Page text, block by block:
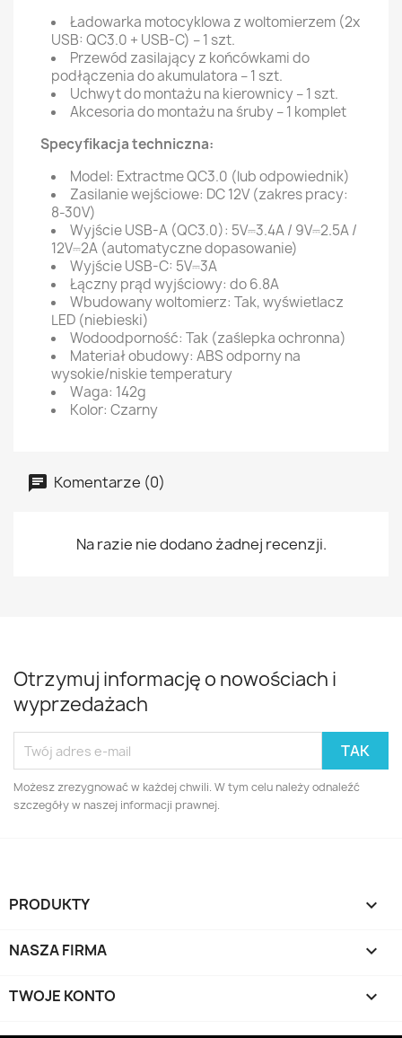
Ładowarka motocyklowa z woltomierzem (2x
USB: QC3.0 + USB-C) – 1 szt.
Przewód zasilający z końcówkami do
podłączenia do akumulatora – 1 szt.
Uchwyt do montażu na kierownicy – 1 szt.
Akcesoria do montażu na śruby – 1 komplet
Specyfikacja techniczna:
Model: Extractme QC3.0 (lub odpowiednik)
Zasilanie wejściowe: DC 12V (zakres pracy:
8-30V)
Wyjście USB-A (QC3.0): 5V⎓3.4A / 9V⎓2.5A /
12V⎓2A (automatyczne dopasowanie)
Wyjście USB-C: 5V⎓3A
Łączny prąd wyjściowy: do 6.8A
Wbudowany woltomierz: Tak, wyświetlacz
LED (niebieski)
Wodoodporność: Tak (zaślepka ochronna)
Materiał obudowy: ABS odporny na
wysokie/niskie temperatury
Waga: 142g
Kolor: Czarny
Komentarze (0)
Na razie nie dodano żadnej recenzji.
Otrzymuj informację o nowościach i
wyprzedażach
Możesz zrezygnować w każdej chwili. W tym celu należy odnaleźć
szczegóły w naszej informacji prawnej.
PRODUKTY 
NASZA FIRMA 
TWOJE KONTO 